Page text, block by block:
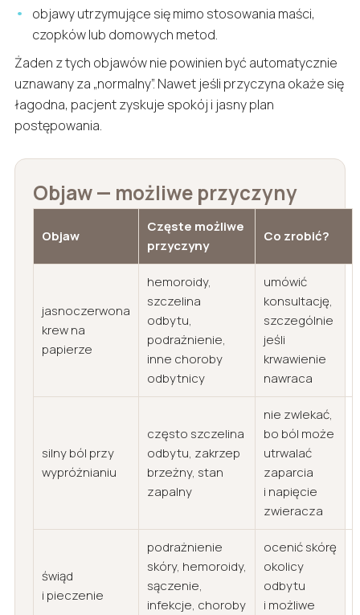
objawy utrzymujące się mimo stosowania maści,
czopków lub domowych metod.
Żaden z tych objawów nie powinien być automatycznie
uznawany za „normalny”. Nawet jeśli przyczyna okaże się
łagodna, pacjent zyskuje spokój i jasny plan
postępowania.
Objaw — możliwe przyczyny
Objaw
Częste możliwe
przyczyny
Co zrobić?
jasnoczerwona
krew na
papierze
hemoroidy,
szczelina
odbytu,
podrażnienie,
inne choroby
odbytnicy
umówić
konsultację,
szczególnie
jeśli
krwawienie
nawraca
silny ból przy
wypróżnianiu
często szczelina
odbytu, zakrzep
brzeżny, stan
zapalny
nie zwlekać,
bo ból może
utrwalać
zaparcia
i napięcie
zwieracza
świąd
i pieczenie
podrażnienie
skóry, hemoroidy,
sączenie,
infekcje, choroby
ocenić skórę
okolicy
odbytu
i możliwe